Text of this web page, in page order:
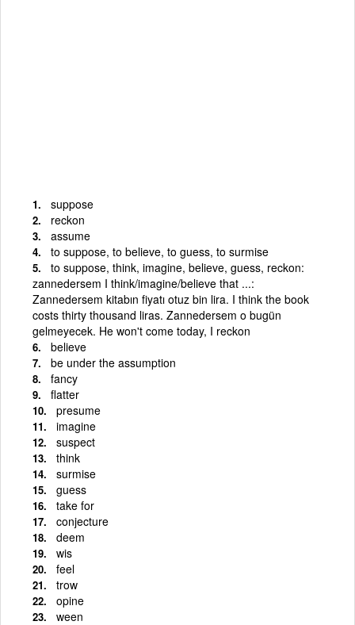
suppose
reckon
assume
to suppose, to believe, to guess, to surmise
to suppose, think, imagine, believe, guess, reckon:
zannedersem I think/imagine/believe that ...:
Zannedersem kitabın fiyatı otuz bin lira. I think the book
costs thirty thousand liras. Zannedersem o bugün
gelmeyecek. He won't come today, I reckon
believe
be under the assumption
fancy
flatter
presume
imagine
suspect
think
surmise
guess
take for
conjecture
deem
wis
feel
trow
opine
ween